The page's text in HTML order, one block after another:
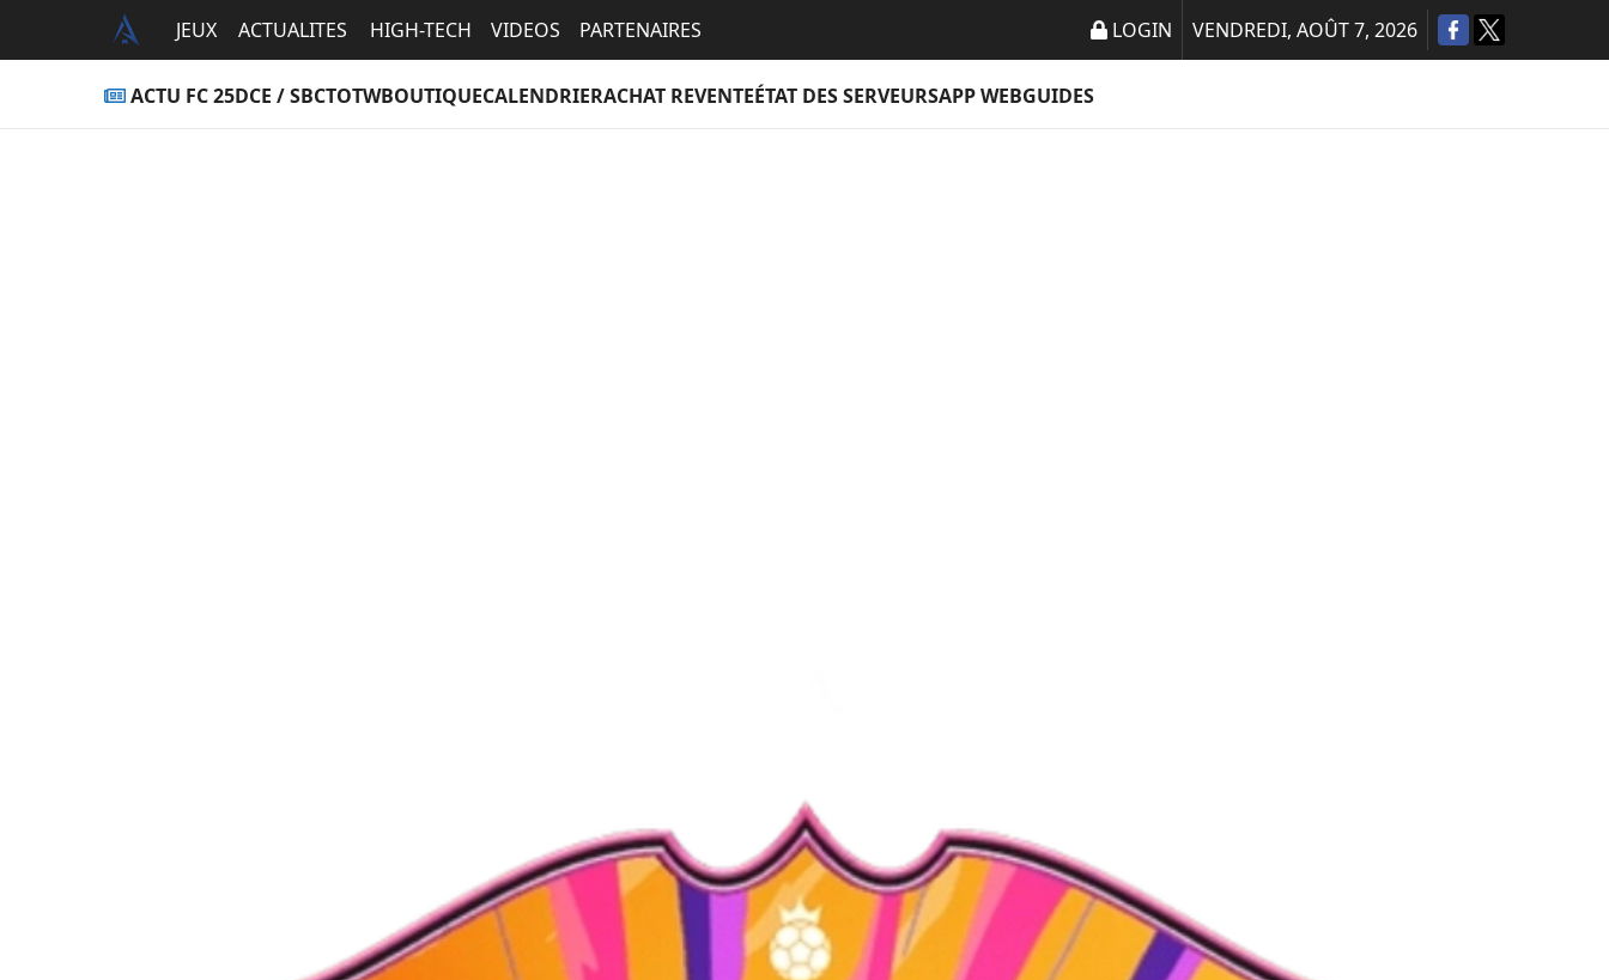
JEUX ACTUALITES HIGH-TECH VIDEOS PARTENAIRES LOGIN VENDREDI, AOÛT 7, 2026
ACTU FC 25DCE / SBCTOTWBOUTIQUECALENDRIERACHAT REVENTEÉTAT DES SERVEURSAPP WEBGUIDES